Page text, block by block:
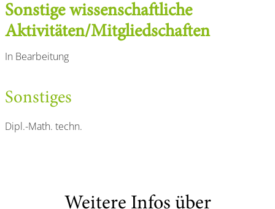
Sonstige wissenschaftliche
Aktivitäten/Mitgliedschaften
In Bearbeitung
Sonstiges
Dipl.-Math. techn.
Weitere Infos über